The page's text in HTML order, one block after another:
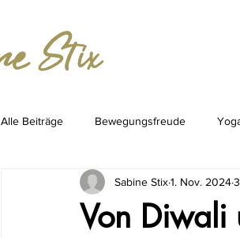
Alle Beiträge Bewegungsfreude
Medizin der Zukunft
Von Diwali
Sabine Stix1. Nov. 2024